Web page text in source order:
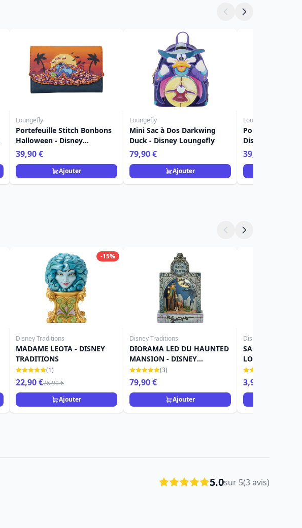
Loungefly
Portefeuille Stitch Bonbons
Halloween - Disney
Loungefly
39,90 €
Ajouter
Loungefly
Mini Sac à Dos Darkwing
Duck - Disney Loungefly
79,90 €
Ajouter
Loungefly
Portefeuille
Disney
39,90 €
-15%
Disney Traditions
MADAME LEOTA - DISNEY
TRADITIONS
(1)
22,90 €26,90 €
Ajouter
Disney Traditions
DIORAMA LED DU HAUNTED
MANSION - DISNEY
TRADITIONS
(3)
79,90 €
Ajouter
Disney Grand Jester
SACHET
LOTSO - DISNEY
JESTER
3,90 €
5.0sur 5(3 avis)